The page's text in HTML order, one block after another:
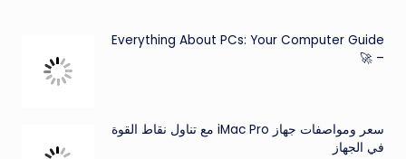
Everything About PCs: Your Computer Guide
– 🚀
سعر ومواصفات جهاز iMac Pro مع تناول نقاط القوة
في الجهاز